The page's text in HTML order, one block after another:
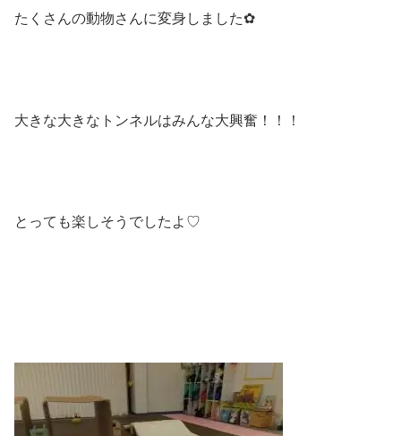
たくさんの動物さんに変身しました✿
大きな大きなトンネルはみんな大興奮！！！
とっても楽しそうでしたよ♡